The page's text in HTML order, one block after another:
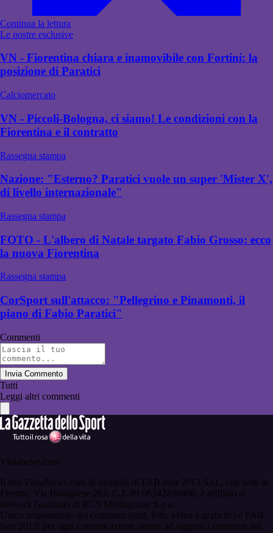
Continua la lettura
Le nostre esclusive
VN - Fiorentina chiara e inamovibile con Fortini: la
posizione di Paratici
Calciomercato
VN - Piccoli-Bologna, ci siamo! Le condizioni con la
Fiorentina e il contratto
Rassegna stampa
Nazione: "Esterno? Paratici vuole un super 'Mister X',
di livello internazionale"
Rassegna stampa
FOTO - L'albero di Natale targato Fabio Grosso: ecco
la nuova Fiorentina
Rassegna stampa
CorSport sull'attacco: "Pellegrino e Pinamonti, il
piano di Fabio Paratici"
Commenti
Invia Commento
Tutti
Leggi altri commenti
Violanews.com
Il sito ViolaNews.com di titolarità di FAB four 2013 S.r.l., con sede in
Firenze, Via Bolognese 263, C.F./PI 06342490486, è affiliato al
network Gazzanet di RCS Mediagroup S.p.a..
Unico responsabile dei contenuti (testi, foto, video e grafiche) è FAB
four 2013; per ogni comunicazione avente ad oggetto i contenuti del